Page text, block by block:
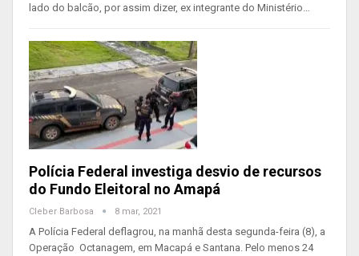
lado do balcão, por assim dizer, ex integrante do Ministério…
Polícia Federal investiga desvio de recursos
do Fundo Eleitoral no Amapá
Cleber Barbosa 8 mar, 2021
A Polícia Federal deflagrou, na manhã desta segunda-feira (8), a
Operação Octanagem, em Macapá e Santana. Pelo menos 24